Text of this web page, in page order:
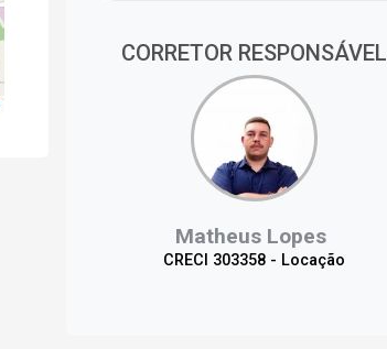
CORRETOR RESPONSÁVEL
Matheus Lopes
CRECI 303358 - Locação